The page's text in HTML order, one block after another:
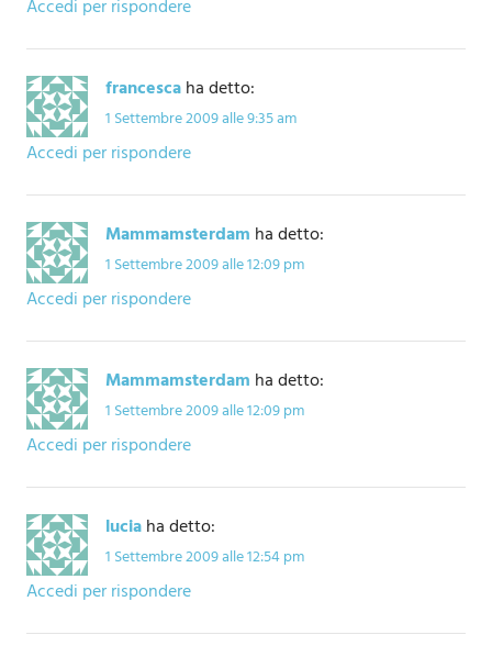
Accedi per rispondere
francescaha detto:
1 Settembre 2009 alle 9:35 am
Accedi per rispondere
Mammamsterdam ha detto:
1 Settembre 2009 alle 12:09 pm
Accedi per rispondere
Mammamsterdam ha detto:
1 Settembre 2009 alle 12:09 pm
Accedi per rispondere
luciaha detto:
1 Settembre 2009 alle 12:54 pm
Accedi per rispondere